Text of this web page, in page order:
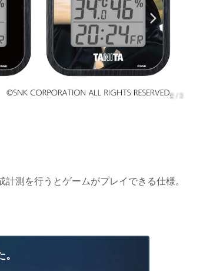
2 / 3
測を行うとゲームがプレイできる仕様。